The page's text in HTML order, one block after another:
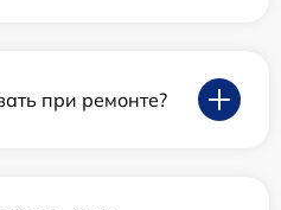
при ремонте?